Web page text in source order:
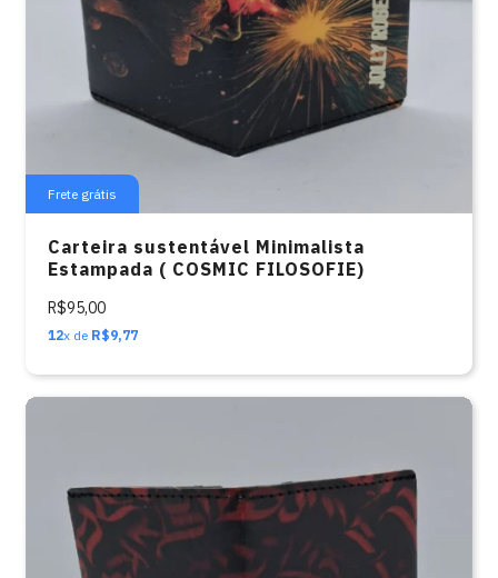
Frete grátis
Carteira sustentável Minimalista
Estampada ( COSMIC FILOSOFIE)
R$95,00
12x de R$9,77